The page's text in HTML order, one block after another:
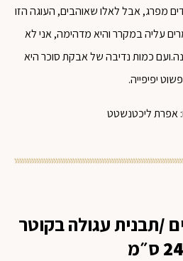
מפרג, אבל לאלו שאוהבים, העוגה הזו
עליה במקרר והיא מדהימה, אני לא
כמות נדיבה של אבקת סוכר היא
פשוט יפיפייה.
אפרת ליכטנשטט
/תבניתעגולהבקוטר
24 ס״מ